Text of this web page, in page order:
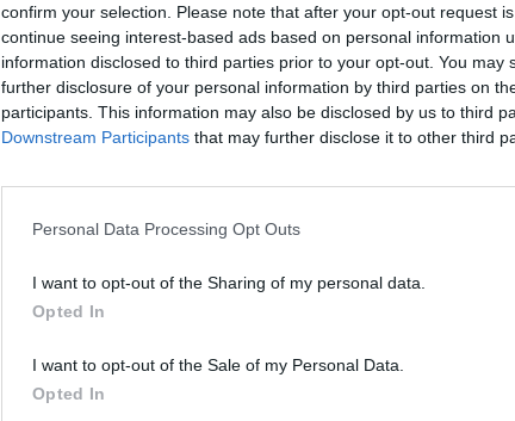
confirm your selection. Please note that after your opt-out request
continue seeing interest-based ads based on personal information
information disclosed to third parties prior to your opt-out. You may
further disclosure of your personal information by third parties on
participants. This information may also be disclosed by us to third
Downstream Participants that may further disclose it to other third
Personal Data Processing Opt Outs
I want to opt-out of the Sharing of my personal data.
Opted In
I want to opt-out of the Sale of my Personal Data.
Opted In